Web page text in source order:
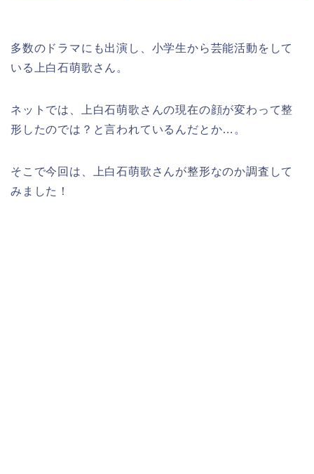
多数のドラマにも出演し、小学生から芸能活動をして
いる上白石萌歌さん。
ネットでは、上白石萌歌さんの現在の顔が変わって整
形したのでは？と言われているんだとか…。
そこで今回は、上白石萌歌さんが整形なのか調査して
みました！